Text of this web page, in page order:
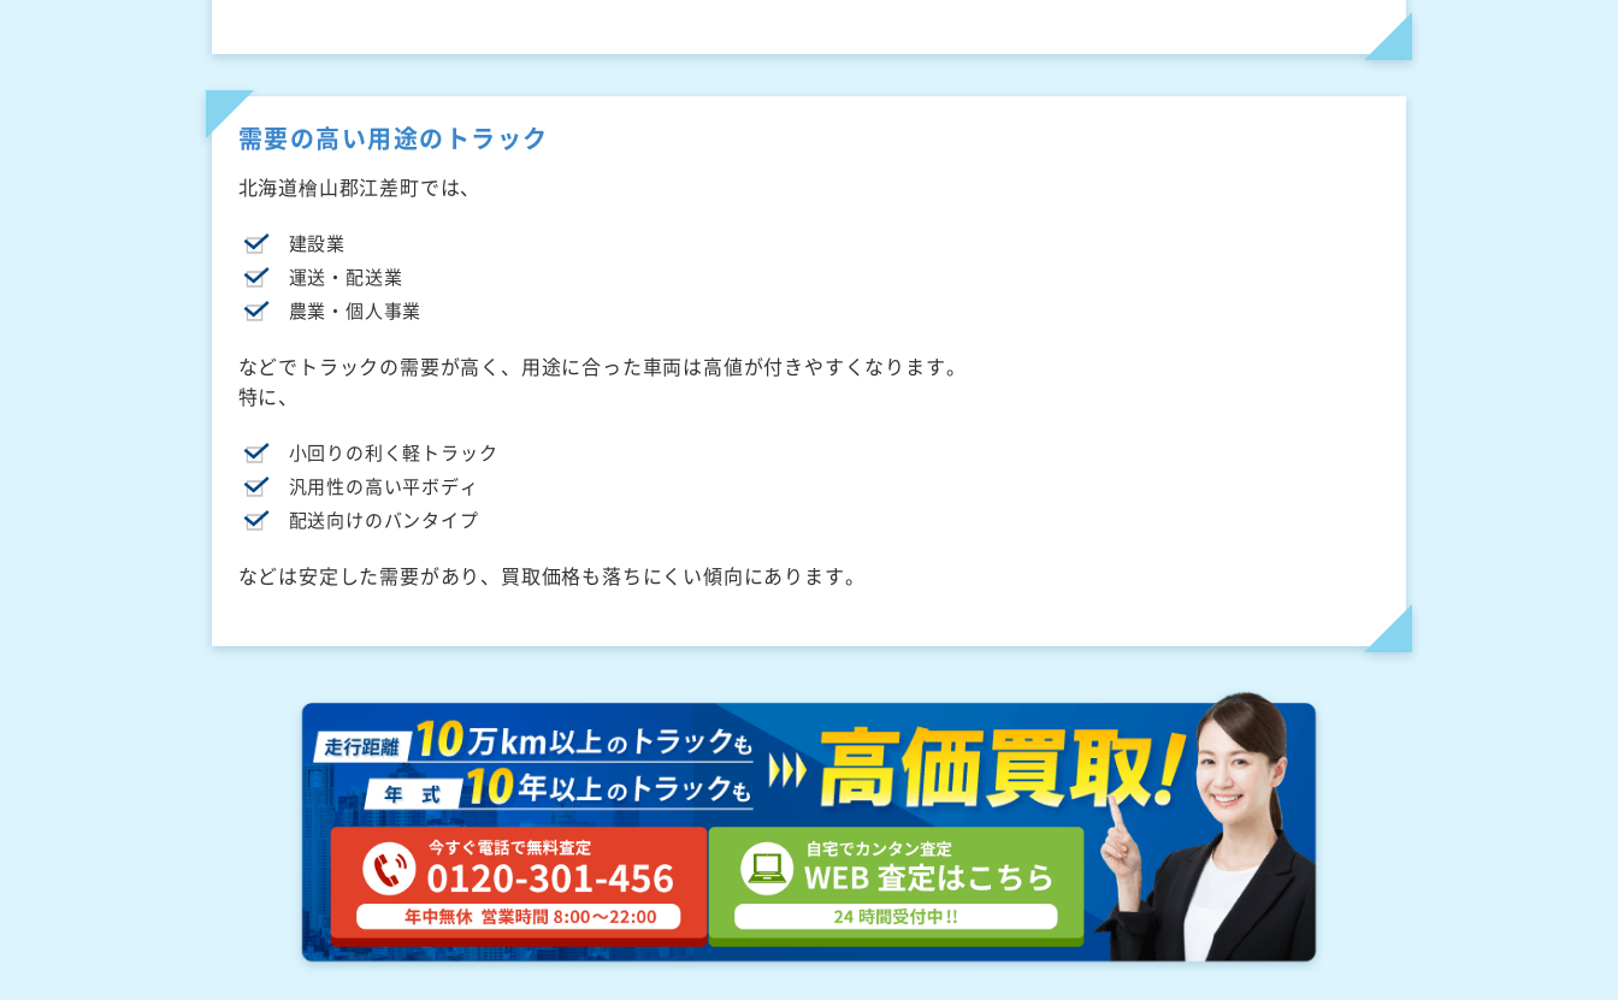
需要の高い用途のトラック
北海道檜山郡江差町では、
建設業
運送・配送業
農業・個人事業
などでトラックの需要が高く、用途に合った車両は高値が付きやすくなります。
特に、
小回りの利く軽トラック
汎用性の高い平ボディ
配送向けのバンタイプ
などは安定した需要があり、買取価格も落ちにくい傾向にあります。